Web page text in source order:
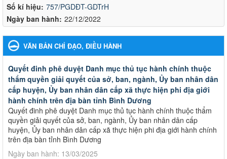
Số kí hiệu: 757/PGDĐT-GDTrH
Ngày ban hành: 22/12/2022
VĂN BẢN CHỈ ĐẠO, ĐIỀU HÀNH
Quyết đinh phê duyệt Danh mục thủ tục hành chính thuộc
thẩm quyền giải quyết của sở, ban, ngành, Ủy ban nhân dân
cấp huyện, Ủy ban nhân dân cấp xã thực hiện phi địa giới
hành chính trên địa bàn tỉnh Bình Dương
Quyết đinh phê duyệt Danh mục thủ tục hành chính thuộc thẩm
quyền giải quyết của sở, ban, ngành, Ủy ban nhân dân cấp
huyện, Ủy ban nhân dân cấp xã thực hiện phi địa giới hành chính
trên địa bàn tỉnh Bình Dương
Ngày ban hành: 13/03/2025